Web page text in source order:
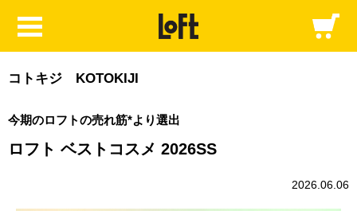
コトキジ KOTOKIJI
今期のロフトの売れ筋*より選出
ロフト ベストコスメ 2026SS
2026.06.06